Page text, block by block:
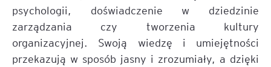
psychologii, doświadczenie w dziedzinie
zarządzania czy tworzenia kultury
organizacyjnej. Swoją wiedzę i umiejętności
przekazują w sposób jasny i zrozumiały, a dzięki